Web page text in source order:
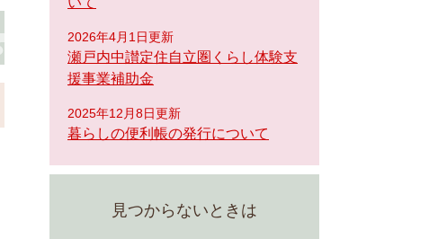
2026年4月1日更新
瀬戸内中讃定住自立圏くらし体験支
援事業補助金
2025年12月8日更新
暮らしの便利帳の発行について
見つからないときは